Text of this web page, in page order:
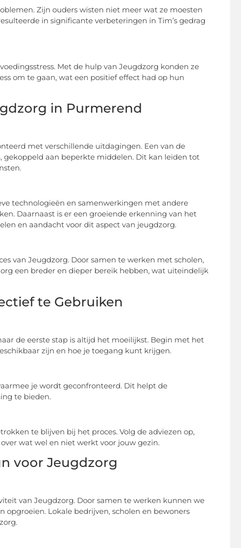
Zijn ouders wisten niet meer wat ze moesten
in significante verbeteringen in Tim’s gedrag
Met de hulp van Jeugdzorg konden ze
om te gaan, wat een positief effect had op hun
in Purmerend
met verschillende uitdagingen. Een van de
aan beperkte middelen. Dit kan leiden tot
technologieën en samenwerkingen met andere
Daarnaast is er een groeiende erkenning van het
en aandacht voor dit aspect van jeugdzorg.
van Jeugdzorg. Door samen te werken met scholen,
een breder en dieper bereik hebben, wat uiteindelijk
te Gebruiken
de eerste stap is altijd het moeilijkst. Begin met het
zijn en hoe je toegang kunt krijgen.
je wordt geconfronteerd. Dit helpt de
te bieden.
te blijven bij het proces. Volg de adviezen op,
wat wel en niet werkt voor jouw gezin.
voor Jeugdzorg
van Jeugdzorg. Door samen te werken kunnen we
Lokale bedrijven, scholen en bewoners